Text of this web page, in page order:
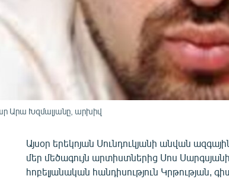
Խզմալյանը, արխիվ
Այսօր երեկոյան Սունդուկյանի անվան
մեր մեծագույն արտիստներից Սոս
հոբելյանական հանդիսություն Կրթության,